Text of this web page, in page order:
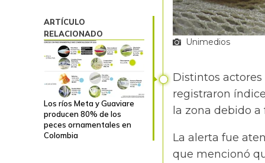
Unimedios
ARTÍCULO
RELACIONADO
Los ríos Meta y Guaviare
producen 80% de los
peces ornamentales en
Colombia
Distintos
registraron
la zona debido
La alerta fue
que mencionó